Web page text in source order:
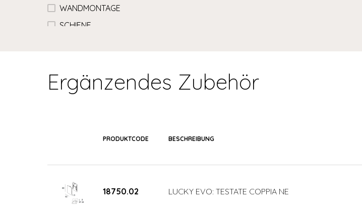
WANDMONTAGE
SCHIENE
Ergänzendes Zubehör
PRODUKTCODE BESCHREIBUNG
18750.02 LUCKY EVO: TESTATE COPPIA NE